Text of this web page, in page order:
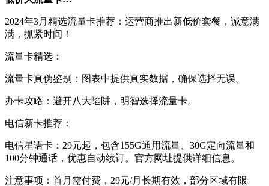
2024年3月精选流量卡推荐：运营商推出新低价套餐，诚意满
满，抓紧时间！
流量卡精选：
流量卡真伪鉴别：图表中提供真实数据，确保选择无误。
办卡攻略：避开八大陷阱，明智选择流量卡。
电信新卡推荐：
电信星语卡：29元起，包含155G通用流量、30G定向流量和
100分钟通话，优惠自动续订。官方网址提供详细信息。
注意事项：首月需付费，29元/月长期有效，部分区域有限